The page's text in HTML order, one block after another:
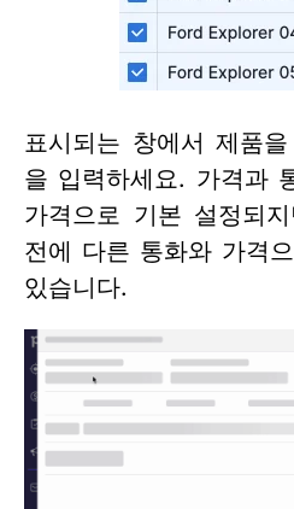
표시되는 창에서 제품
을 입력하세요. 가격과
가격으로 기본 설정되
전에 다른 통화와 가격
있습니다.